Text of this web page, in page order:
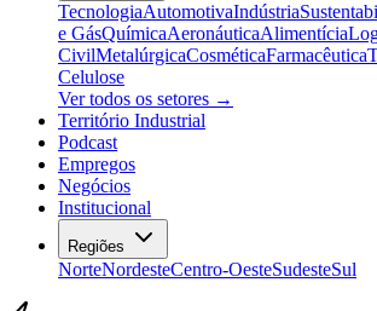
TecnologiaAutomotivaIndústria
e GásQuímicaAeronáuticaAlimentícia
CivilMetalúrgicaCosméticaFarmacêutica
Celulose
Ver todos os setores →
Território Industrial
Podcast
Empregos
Negócios
Institucional
Regiões
NorteNordesteCentro-OesteSudesteSul